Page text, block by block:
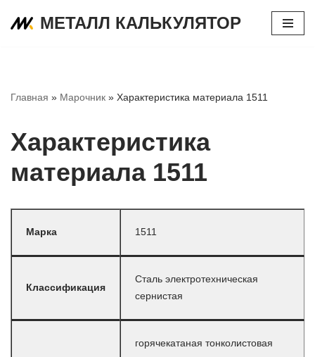
МЕТАЛЛ КАЛЬКУЛЯТОР
Главная » Марочник » Характеристика материала 1511
Характеристика
материала 1511
Марка 1511
Классификация
Сталь электротехническая
сернистая
горячекатаная тонколистовая